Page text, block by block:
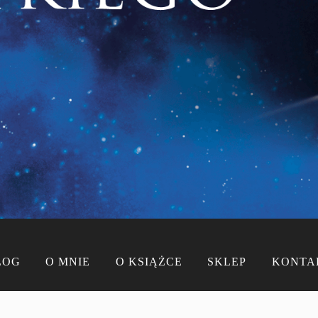
O MNIE O KSIĄŻCE SKLEP